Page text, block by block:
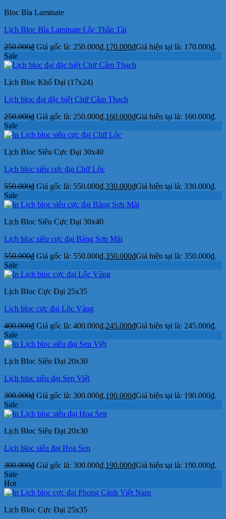
Bloc Bìa Laminate
Lịch Bloc Bìa Laminate Lộc Thần Tài
250.000₫ Giá gốc là: 250.000₫.170.000₫Giá hiện tại là: 170.000₫.
Sale
Lịch Bloc Khổ Đại (17x24)
Lịch bloc đại đặc biệt Chữ Cẩm Thạch
250.000₫ Giá gốc là: 250.000₫.160.000₫Giá hiện tại là: 160.000₫.
Sale
Lịch Bloc Siêu Cực Đại 30x40
Lịch bloc siêu cực đại Chữ Lộc
550.000₫ Giá gốc là: 550.000₫.330.000₫Giá hiện tại là: 330.000₫.
Sale
Lịch Bloc Siêu Cực Đại 30x40
Lịch bloc siêu cực đại Bảng Sơn Mài
550.000₫ Giá gốc là: 550.000₫.350.000₫Giá hiện tại là: 350.000₫.
Sale
Lịch Bloc Cực Đại 25x35
Lịch bloc cực đại Lộc Vàng
400.000₫ Giá gốc là: 400.000₫.245.000₫Giá hiện tại là: 245.000₫.
Sale
Lịch Bloc Siêu Đại 20x30
Lịch bloc siêu đại Sen Việt
300.000₫ Giá gốc là: 300.000₫.190.000₫Giá hiện tại là: 190.000₫.
Sale
Lịch Bloc Siêu Đại 20x30
Lịch bloc siêu đại Hoa Sen
300.000₫ Giá gốc là: 300.000₫.190.000₫Giá hiện tại là: 190.000₫.
Sale
Hot
Lịch Bloc Cực Đại 25x35